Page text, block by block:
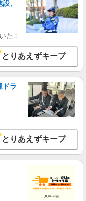
・。○。・゜+゜
詳細を見る
種に詳しくなれる携帯
経験・能力による） ※
給（規定あり） ゜
。・゜+゜ 入社祝い金10
・。○。・゜+゜
バイルショップ
詳細を見る
】
支給 ★交通費別途支給
、
たま市岩槻区・久喜市・
とりあえずキープ
ドラ
とりあえずキープ